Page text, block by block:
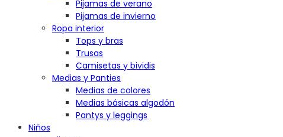
Pijamas de verano
Pijamas de invierno
Ropa interior
Tops y bras
Trusas
Camisetas y bividis
Medias y Panties
Medias de colores
Medias básicas algodón
Pantys y leggings
Niños